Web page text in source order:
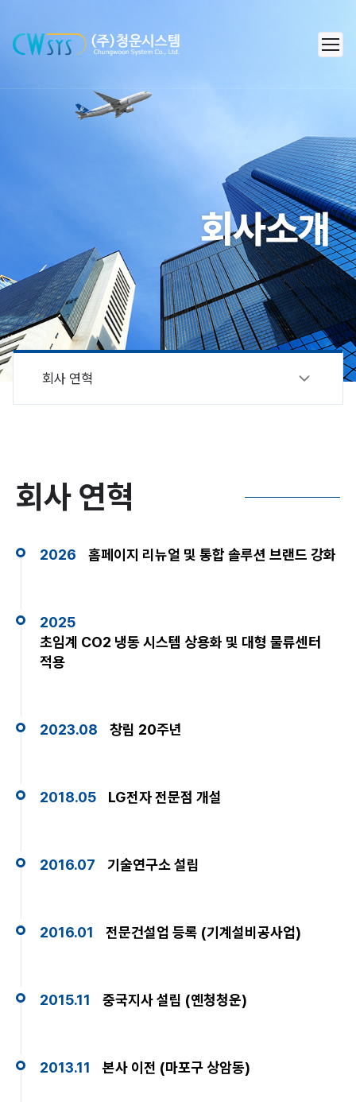
회사소개
회사 연혁
회사 연혁
2026 홈페이지 리뉴얼 및 통합 솔루션 브랜드 강화
2025
초임계 CO2 냉동 시스템 상용화 및 대형 물류센터
적용
2023.08 창립 20주년
2018.05 LG전자 전문점 개설
2016.07 기술연구소 설립
2016.01 전문건설업 등록 (기계설비공사업)
2015.11 중국지사 설립 (옌청청운)
2013.11 본사 이전 (마포구 상암동)